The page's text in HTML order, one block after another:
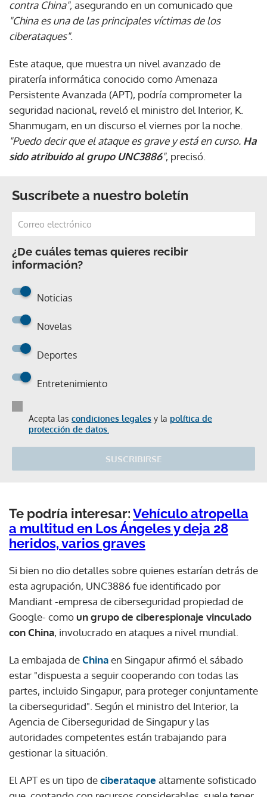
contra China",asegurando en un comunicado que
"China es una de las principales víctimas de los
ciberataques".
Este ataque, que muestra un nivel avanzado de
piratería informática conocido como Amenaza
Persistente Avanzada (APT), podría comprometer la
seguridad nacional, reveló el ministro del Interior, K.
Shanmugam, en un discurso el viernes por la noche.
"Puedo decir que el ataque es grave y está en curso. Ha
sido atribuido al grupo UNC3886", precisó.
Suscríbete a nuestro boletín
¿De cuáles temas quieres recibir
información?
Noticias
Novelas
Deportes
Entretenimiento
Acepta las condiciones legales y la política de
protección de datos.
SUSCRIBIRSE
Te podría interesar:Vehículo atropella
a multitud en Los Ángeles y deja 28
heridos, varios graves
Si bien no dio detalles sobre quienes estarían detrás de
esta agrupación, UNC3886 fue identificado por
Mandiant -empresa de ciberseguridad propiedad de
Google- comoun grupo de ciberespionaje vinculado
con China, involucrado en ataques a nivel mundial.
La embajada deChinaen Singapur afirmó el sábado
estar "dispuesta a seguir cooperando con todas las
partes, incluido Singapur, para proteger conjuntamente
la ciberseguridad". Según el ministro del Interior, la
Agencia de Ciberseguridad de Singapur y las
autoridades competentes están trabajando para
gestionar la situación.
El APT es un tipo deciberataque altamente sofisticado